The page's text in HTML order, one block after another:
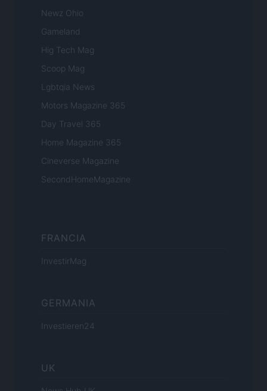
Newz Ohio
Gameland
Hig Tech Mag
Scoop Mag
Lgbtqia News
Motors Magazine 365
Day Travel 365
Home Magazine 365
Cineverse Magazine
SecondHomeMagazine
FRANCIA
InvestirMag
GERMANIA
Investieren24
UK